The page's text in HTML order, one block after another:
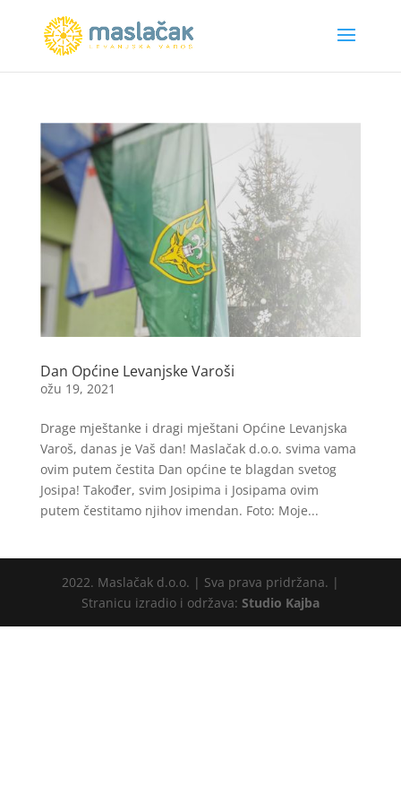
Dan Općine Levanjske Varoši
ožu 19, 2021
Drage mještanke i dragi mještani Općine Levanjska
Varoš, danas je Vaš dan! Maslačak d.o.o. svima vama
ovim putem čestita Dan općine te blagdan svetog
Josipa! Također, svim Josipima i Josipama ovim
putem čestitamo njihov imendan. Foto: Moje...
2022. Maslačak d.o.o. | Sva prava pridržana. |
Stranicu izradio i održava: Studio Kajba